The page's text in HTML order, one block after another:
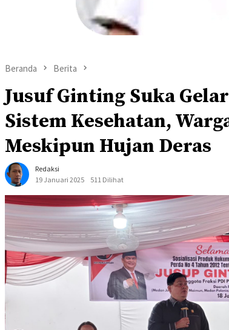
Beranda Berita
Jusuf Ginting Suka
Sistem Kesehatan,
Meskipun Hujan Deras
Redaksi
19 Januari 2025
511 Dilihat